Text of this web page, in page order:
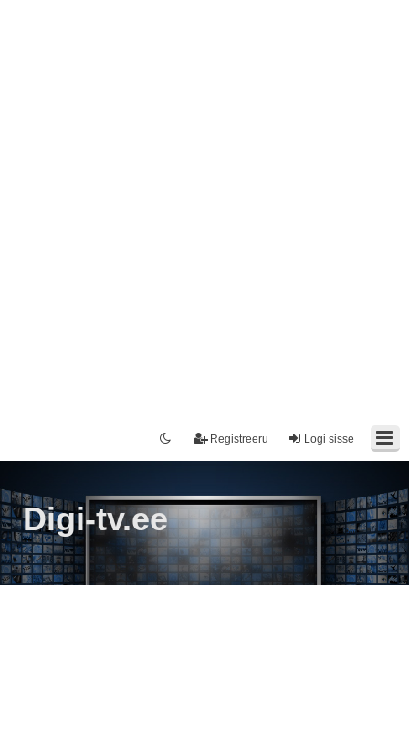
Logi sisse
Registreeru
Digi-tv.ee